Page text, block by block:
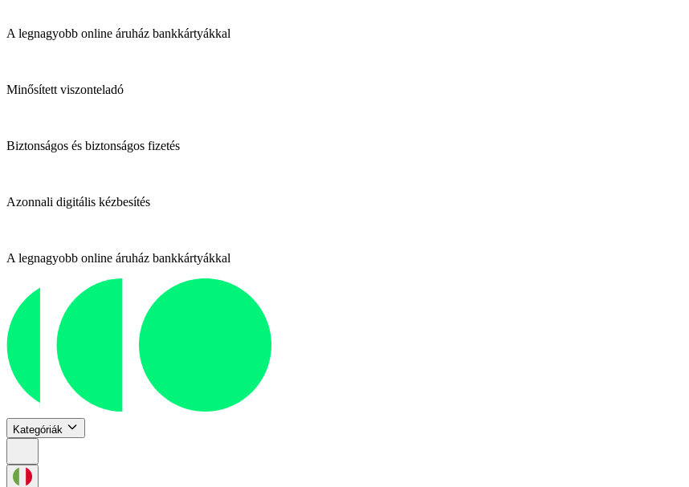
A legnagyobb online áruház bankkártyákkal
Minősített viszonteladó
Biztonságos és biztonságos fizetés
Azonnali digitális kézbesítés
A legnagyobb online áruház bankkártyákkal
Kategóriák